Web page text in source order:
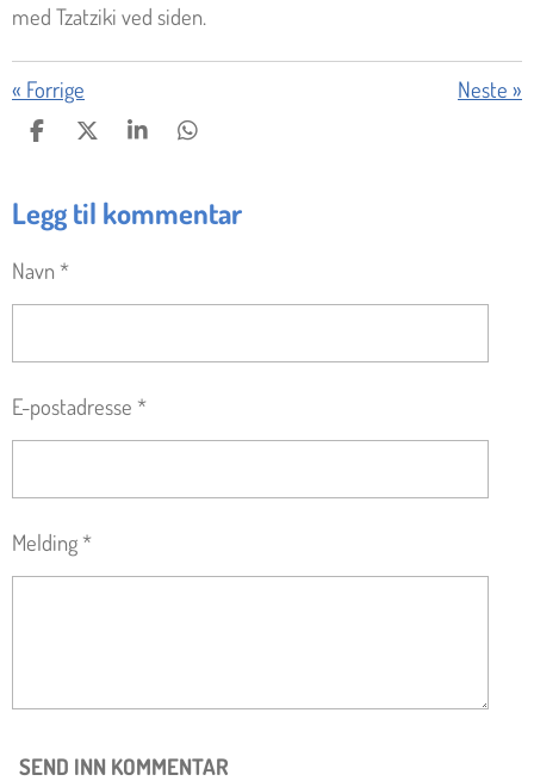
med Tzatziki ved siden.
« Forrige Neste »
D
D
E
D
D
Legg til kommentar
Navn *
E-postadresse *
Melding *
SEND INN KOMMENTAR